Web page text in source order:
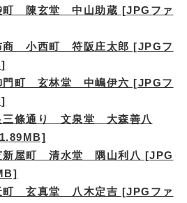
陳玄堂 中山助蔵 [JPGファ
商 小西町 符阪庄太郎 [JPGフ
町 玄林堂 中嶋伊六 [JPGフ
條通り 文泉堂 大森善八
屋町 清水堂 隅山利八 [JPG
玄真堂 八木定吉 [JPGファ